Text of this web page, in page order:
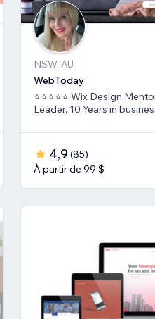
NSW, AU
WebToday
⭐⭐⭐⭐⭐ Wix Design
Leader, 10 Years in
4,9 (85)
À partir de 99 $